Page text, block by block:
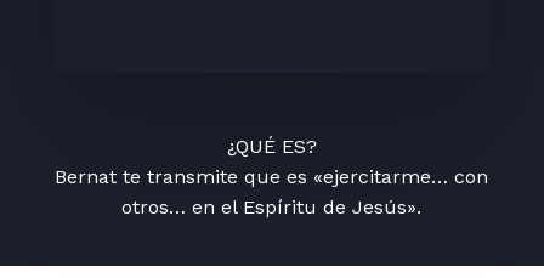
¿QUÉ ES?
Bernat te transmite que es «ejercitarme… con
otros… en el Espíritu de Jesús».